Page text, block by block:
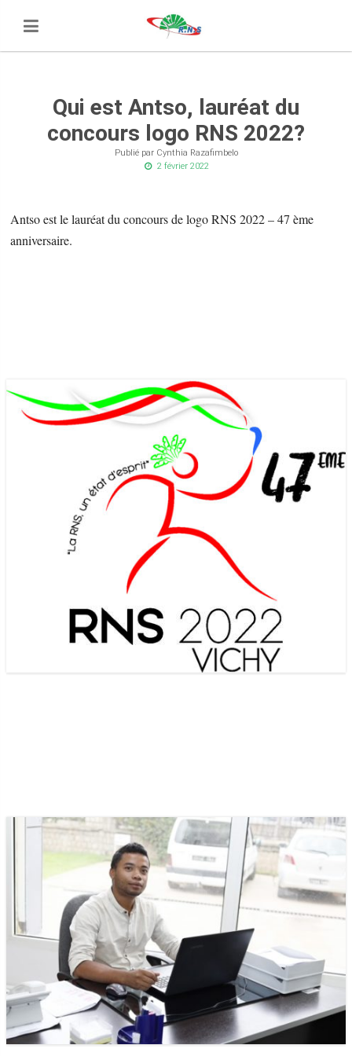
Qui est Antso, lauréat du
concours logo RNS 2022?
Publié par Cynthia Razafimbelo
2 février 2022
Antso est le lauréat du concours de logo RNS 2022 – 47 ème
anniversaire.